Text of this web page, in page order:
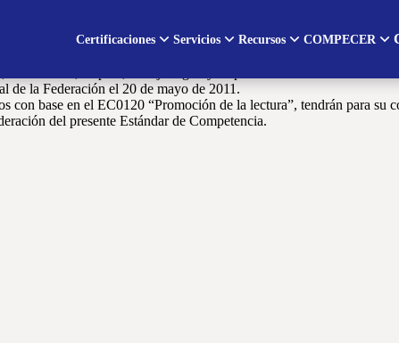
Certificaciones Servicios Recursos COMPECER
demostrar en una sesión donde se promueva la lectura. Entre
de la Federación el 20 de mayo de 2011.
con base en el EC0120 “Promoción de la lectura”, tendrán para
del presente Estándar de Competencia.